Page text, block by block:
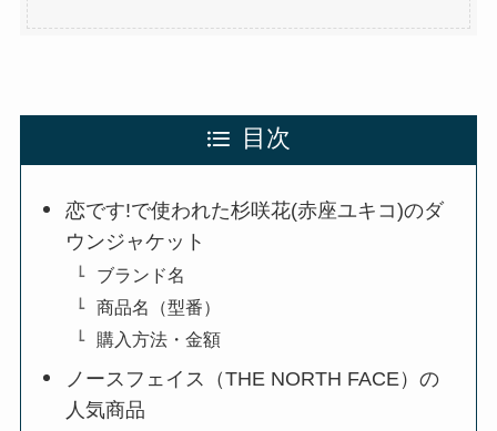
目次
恋です!で使われた杉咲花(赤座ユキコ)のダ
ウンジャケット
ブランド名
商品名（型番）
購入方法・金額
ノースフェイス（THE NORTH FACE）の
人気商品